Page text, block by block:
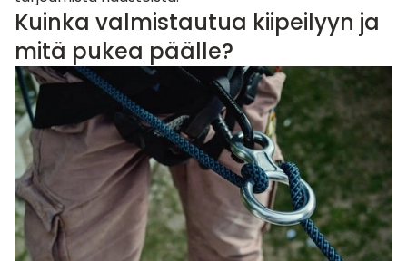
Kuinka valmistautua kiipeilyyn ja
mitä pukea päälle?